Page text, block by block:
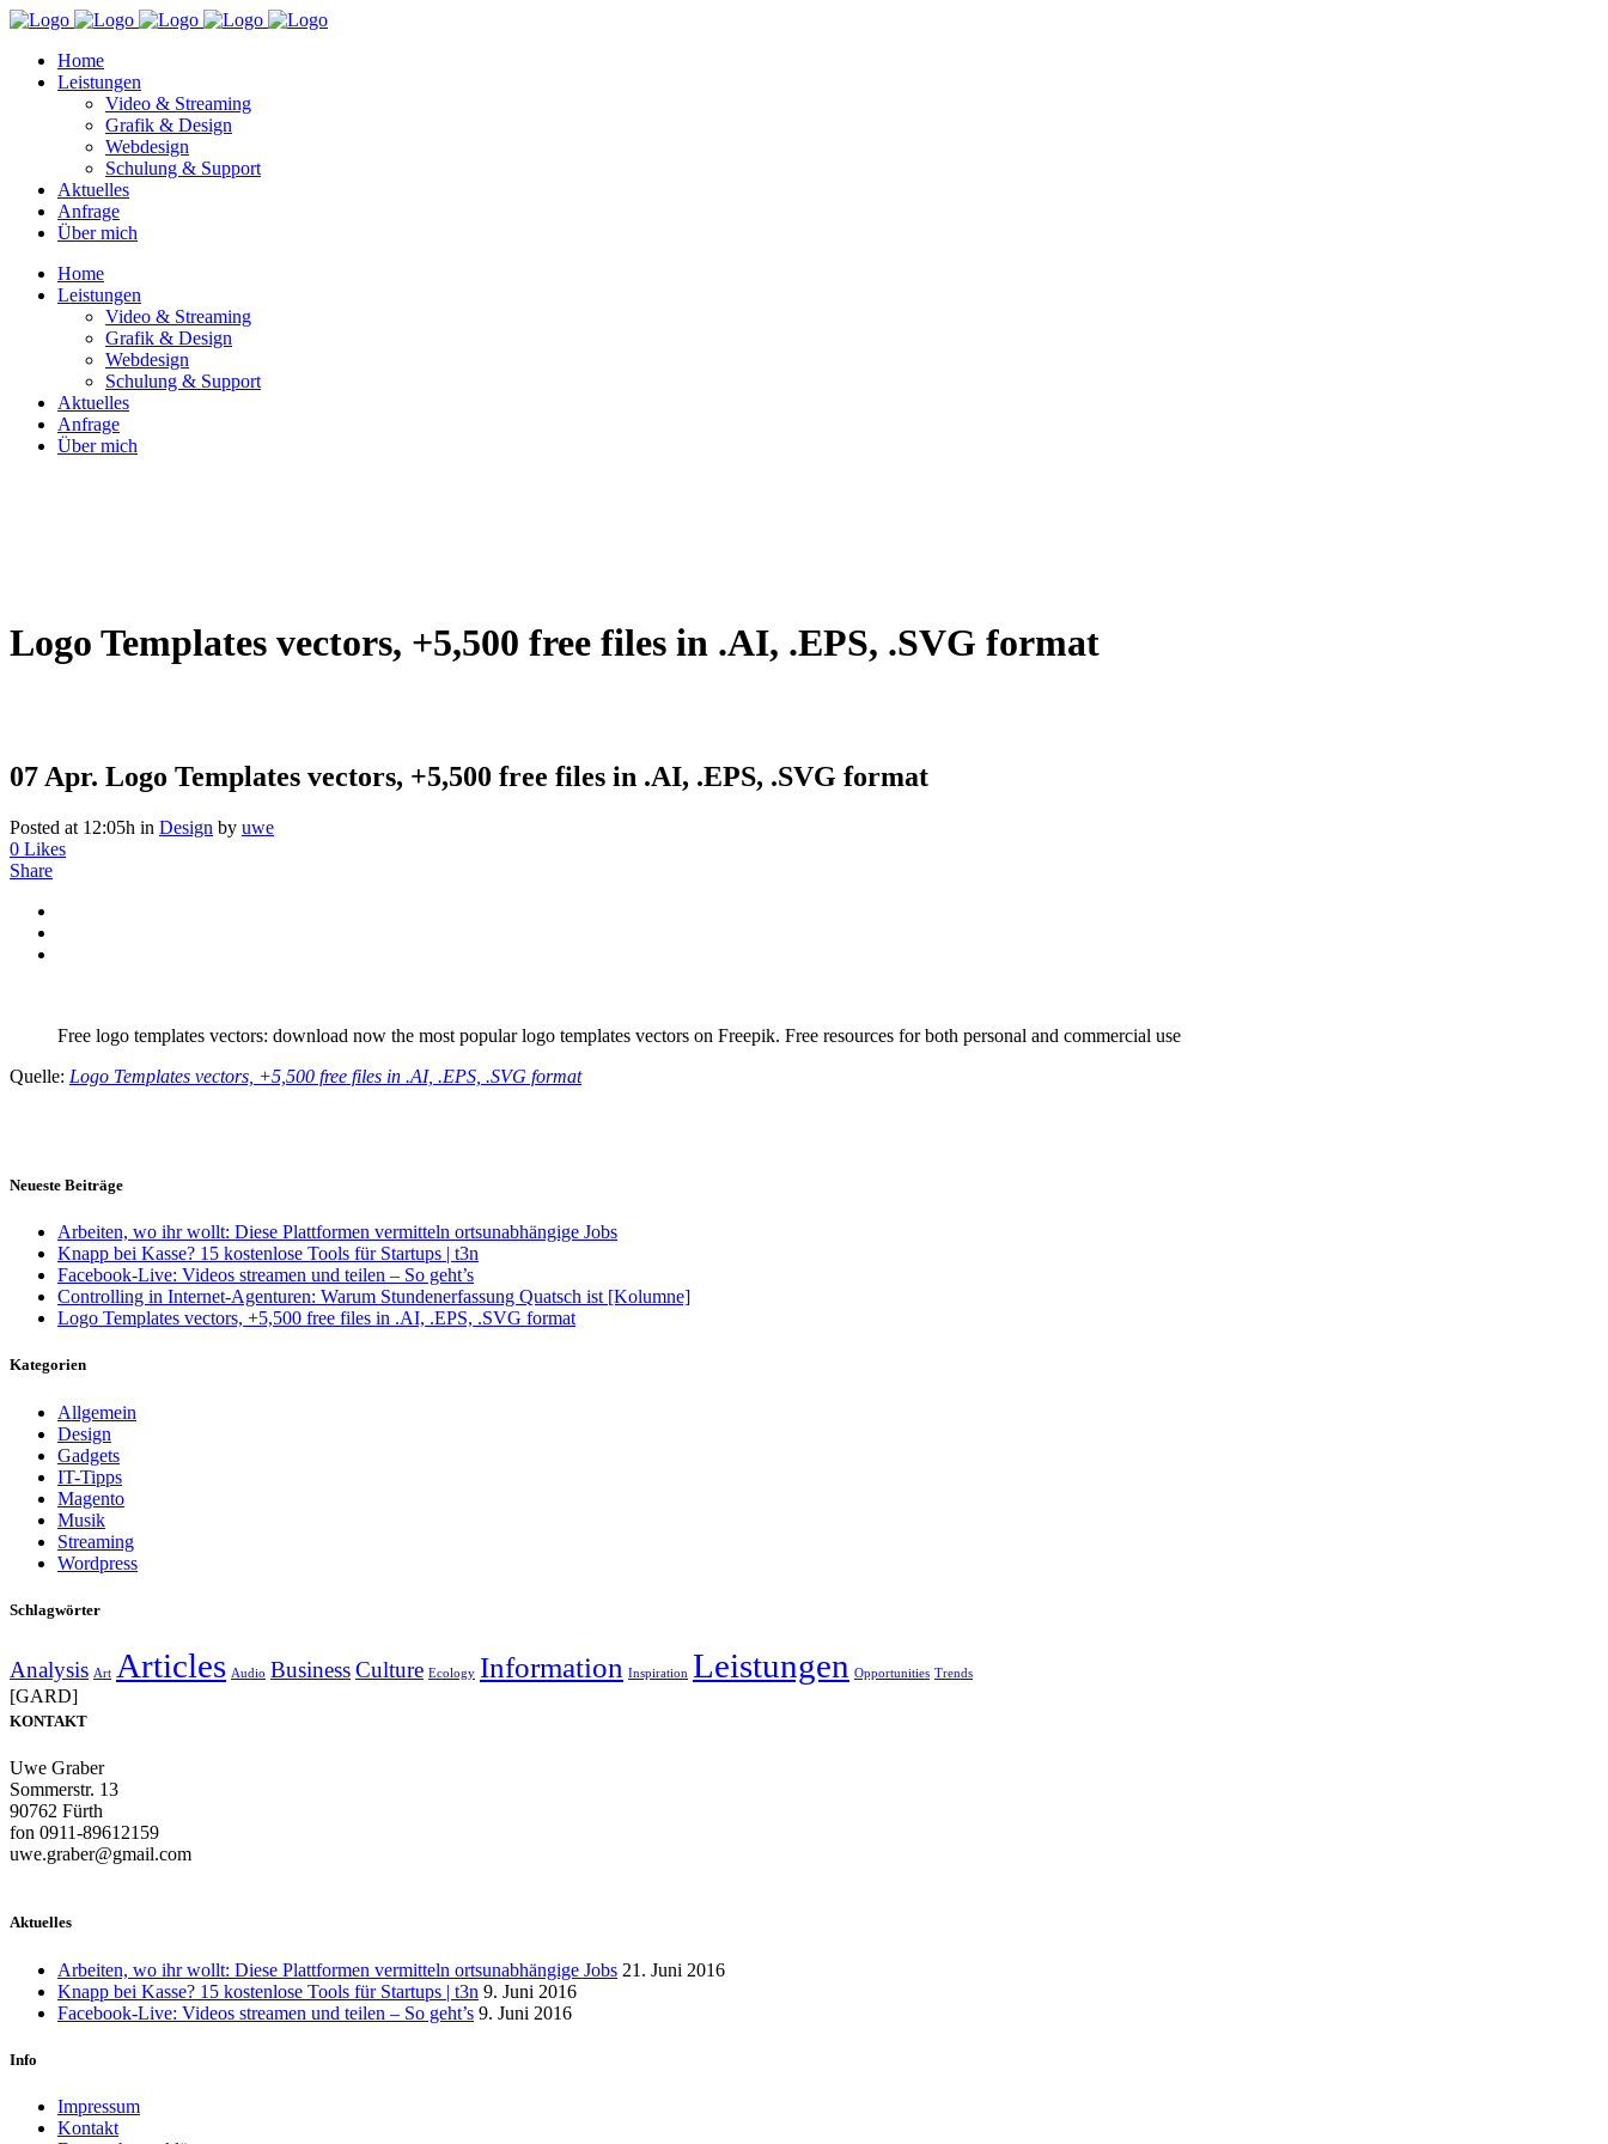
Home
Leistungen
Video & Streaming
Grafik & Design
Webdesign
Schulung & Support
Aktuelles
Anfrage
Über mich
Home
Leistungen
Video & Streaming
Grafik & Design
Webdesign
Schulung & Support
Aktuelles
Anfrage
Über mich
Logo Templates vectors, +5,500 free files in .AI, .EPS, .SVG format
07 Apr. Logo Templates vectors, +5,500 free files in .AI, .EPS, .SVG format
Posted at 12:05h in Design by uwe
0 Likes
Share
Free logo templates vectors: download now the most popular logo templates vectors on Freepik. Free resources for both personal and commercial use
Quelle: Logo Templates vectors, +5,500 free files in .AI, .EPS, .SVG format
Neueste Beiträge
Arbeiten, wo ihr wollt: Diese Plattformen vermitteln ortsunabhängige Jobs
Knapp bei Kasse? 15 kostenlose Tools für Startups | t3n
Facebook-Live: Videos streamen und teilen – So geht’s
Controlling in Internet-Agenturen: Warum Stundenerfassung Quatsch ist [Kolumne]
Logo Templates vectors, +5,500 free files in .AI, .EPS, .SVG format
Kategorien
Allgemein
Design
Gadgets
IT-Tipps
Magento
Musik
Streaming
Wordpress
Schlagwörter
Analysis Art Articles Audio BusinessCulture Ecology Information Inspiration Leistungen Opportunities Trends
[GARD]
KONTAKT
Uwe Graber
Sommerstr. 13
90762 Fürth
fon 0911-89612159
uwe.graber@gmail.com
Aktuelles
Arbeiten, wo ihr wollt: Diese Plattformen vermitteln ortsunabhängige Jobs 21. Juni 2016
Knapp bei Kasse? 15 kostenlose Tools für Startups | t3n 9. Juni 2016
Facebook-Live: Videos streamen und teilen – So geht’s 9. Juni 2016
Info
Impressum
Kontakt